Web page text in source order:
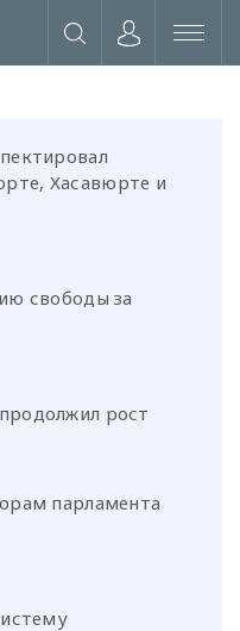
Хасавюрте и
свободы за
рост
парламента